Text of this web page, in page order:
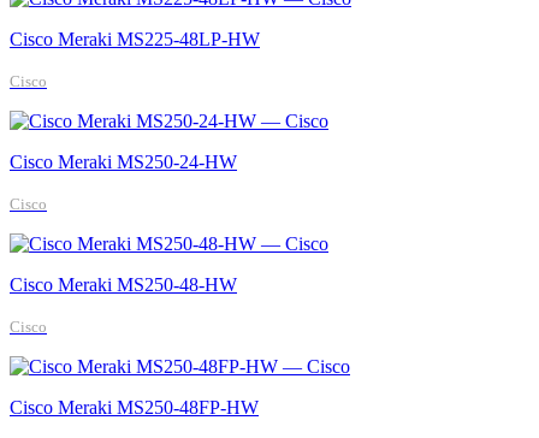
Cisco Meraki MS225-48LP-HW
Cisco
Cisco Meraki MS250-24-HW
Cisco
Cisco Meraki MS250-48-HW
Cisco
Cisco Meraki MS250-48FP-HW